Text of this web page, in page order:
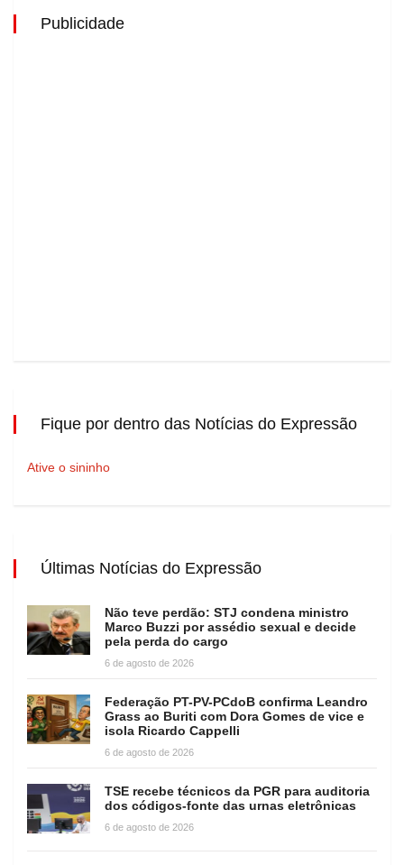
Publicidade
Fique por dentro das Notícias do Expressão
Ative o sininho
Últimas Notícias do Expressão
Não teve perdão: STJ condena ministro
Marco Buzzi por assédio sexual e decide
pela perda do cargo
6 de agosto de 2026
Federação PT-PV-PCdoB confirma Leandro
Grass ao Buriti com Dora Gomes de vice e
isola Ricardo Cappelli
6 de agosto de 2026
TSE recebe técnicos da PGR para auditoria
dos códigos-fonte das urnas eletrônicas
6 de agosto de 2026